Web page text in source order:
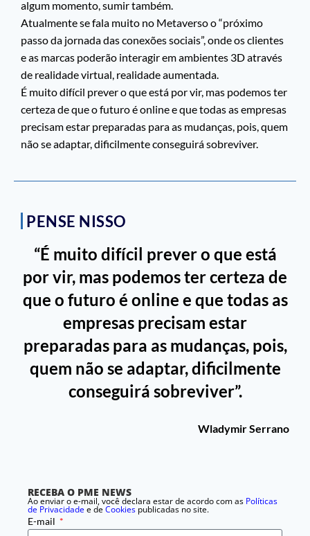
algum momento, sumir também.
Atualmente se fala muito no Metaverso o “próximo
passo da jornada das conexões sociais”, onde os clientes
e as marcas poderão interagir em ambientes 3D através
de realidade virtual, realidade aumentada.
É muito difícil prever o que está por vir, mas podemos ter
certeza de que o futuro é online e que todas as empresas
precisam estar preparadas para as mudanças, pois, quem
não se adaptar, dificilmente conseguirá sobreviver.
PENSE NISSO
“É muito difícil prever o que está
por vir, mas podemos ter certeza de
que o futuro é online e que todas as
empresas precisam estar
preparadas para as mudanças, pois,
quem não se adaptar, dificilmente
conseguirá sobreviver”.
Wladymir Serrano
RECEBA O PME NEWS
Ao enviar o e-mail, você declara estar de acordo com as Políticas
de Privacidadee deCookies publicadas no site.
E-mail